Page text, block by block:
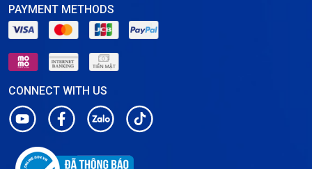
PAYMENT METHODS
CONNECT WITH US